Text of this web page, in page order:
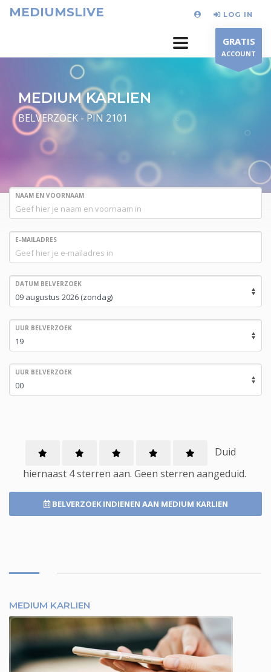
MEDIUMSLIVE LOG IN
GRATIS
ACCOUNT
MEDIUM KARLIEN
BELVERZOEK - PIN 2101
NAAM EN VOORNAAM
E-MAILADRES
DATUM BELVERZOEK
UUR BELVERZOEK
UUR BELVERZOEK
Duid
hiernaast 4 sterren aan. Geen sterren aangeduid.
BELVERZOEK INDIENEN AAN MEDIUM KARLIEN
MEDIUM KARLIEN